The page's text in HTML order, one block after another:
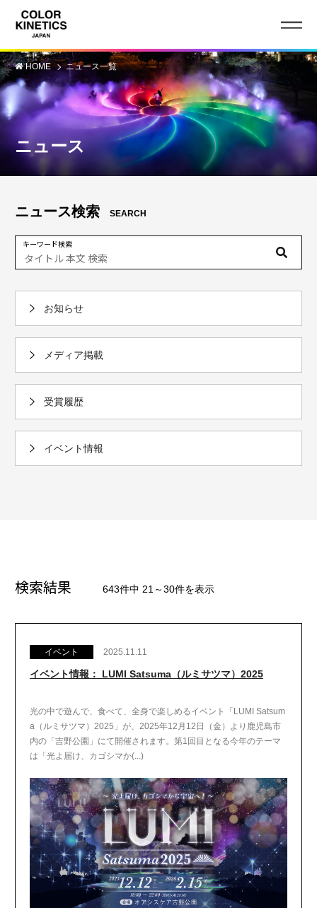
HOME ニュース一覧
ニュース
ニュース検索 SEARCH
キーワード検索
お知らせ
メディア掲載
受賞履歴
イベント情報
検索結果 643件中 21～30件を表示
イベント 2025.11.11
イベント情報： LUMI Satsuma（ルミサツマ）2025
光の中で遊んで、食べて、全身で楽しめるイベント「LUMI Satsum
a（ルミサツマ）2025」が、2025年12月12日（金）より鹿児島市
内の「吉野公園」にて開催されます。第1回目となる今年のテーマ
は「光よ届け、カゴシマか(...)